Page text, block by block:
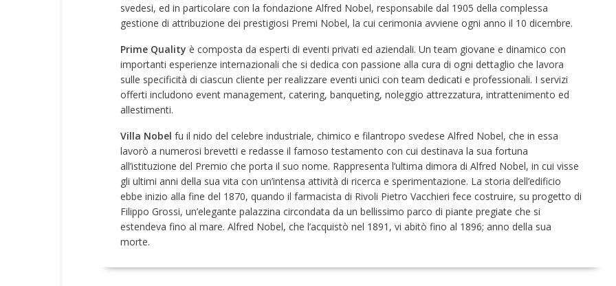
svedesi, ed in particolare con la fondazione Alfred Nobel, responsabile dal 1905 della complessa
gestione di attribuzione dei prestigiosi Premi Nobel, la cui cerimonia avviene ogni anno il 10 dicembre.
Prime Quality è composta da esperti di eventi privati ed aziendali. Un team giovane e dinamico con
importanti esperienze internazionali che si dedica con passione alla cura di ogni dettaglio che lavora
sulle specificità di ciascun cliente per realizzare eventi unici con team dedicati e professionali. I servizi
offerti includono event management, catering, banqueting, noleggio attrezzatura, intrattenimento ed
allestimenti.
Villa Nobel fu il nido del celebre industriale, chimico e filantropo svedese Alfred Nobel, che in essa
lavorò a numerosi brevetti e redasse il famoso testamento con cui destinava la sua fortuna
all’istituzione del Premio che porta il suo nome. Rappresenta l’ultima dimora di Alfred Nobel, in cui visse
gli ultimi anni della sua vita con un’intensa attività di ricerca e sperimentazione. La storia dell’edificio
ebbe inizio alla fine del 1870, quando il farmacista di Rivoli Pietro Vacchieri fece costruire, su progetto di
Filippo Grossi, un’elegante palazzina circondata da un bellissimo parco di piante pregiate che si
estendeva fino al mare. Alfred Nobel, che l’acquistò nel 1891, vi abitò fino al 1896; anno della sua
morte.